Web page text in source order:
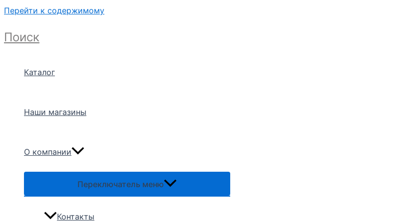
Перейти к содержимому
Поиск
Каталог
Наши магазины
О компании
Переключатель меню
Контакты